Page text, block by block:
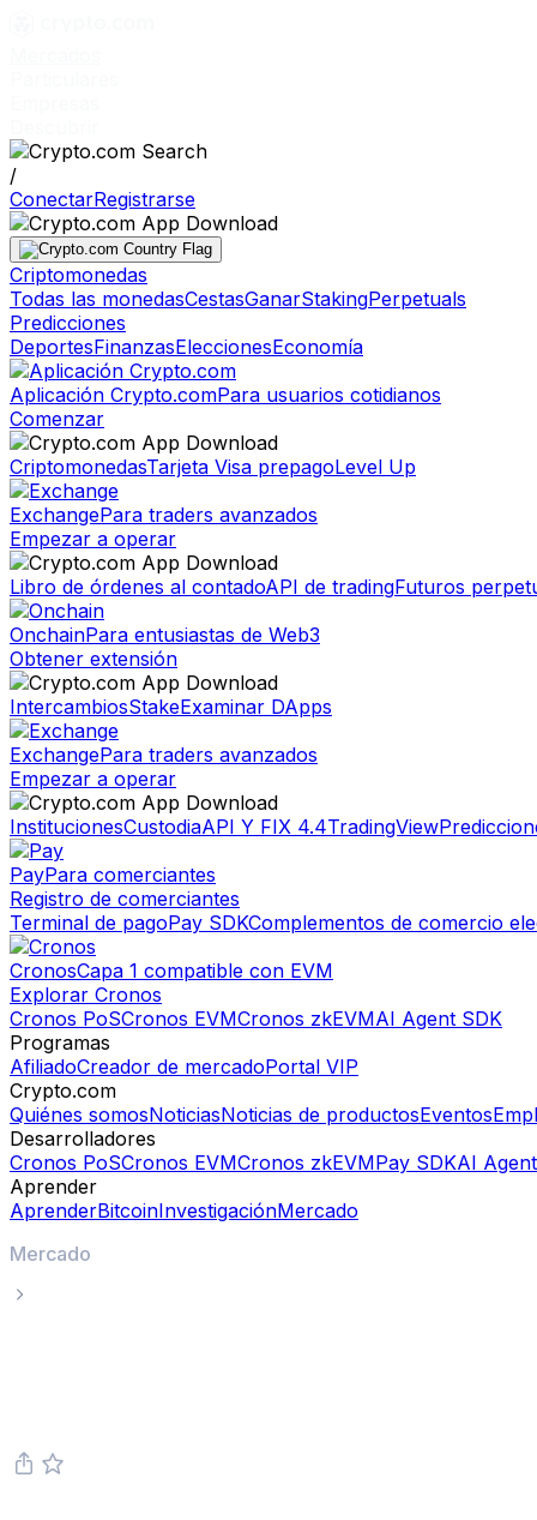
/
ConectarRegistrarse
Criptomonedas
Todas las monedasCestasGanarStakingPerpetuals
Predicciones
DeportesFinanzasEleccionesEconomía
Aplicación Crypto.comPara usuarios cotidianos
Comenzar
CriptomonedasTarjeta Visa prepagoLevel Up
ExchangePara traders avanzados
Empezar a operar
Libro de órdenes al contadoAPI de tradingFuturos
OnchainPara entusiastas de Web3
Obtener extensión
IntercambiosStakeExaminar DApps
ExchangePara traders avanzados
Empezar a operar
InstitucionesCustodiaAPI Y FIX 4.4TradingView
PayPara comerciantes
Registro de comerciantes
Terminal de pagoPay SDKComplementos de comercio
CronosCapa 1 compatible con EVM
Explorar Cronos
Cronos PoSCronos EVMCronos zkEVMAI Agent SDK
Programas
AfiliadoCreador de mercadoPortal VIP
Crypto.com
Quiénes somosNoticiasNoticias de productosEventos
Desarrolladores
Cronos PoSCronos EVMCronos zkEVMPay SDKAI
Aprender
AprenderBitcoinInvestigaciónMercado
Mercado